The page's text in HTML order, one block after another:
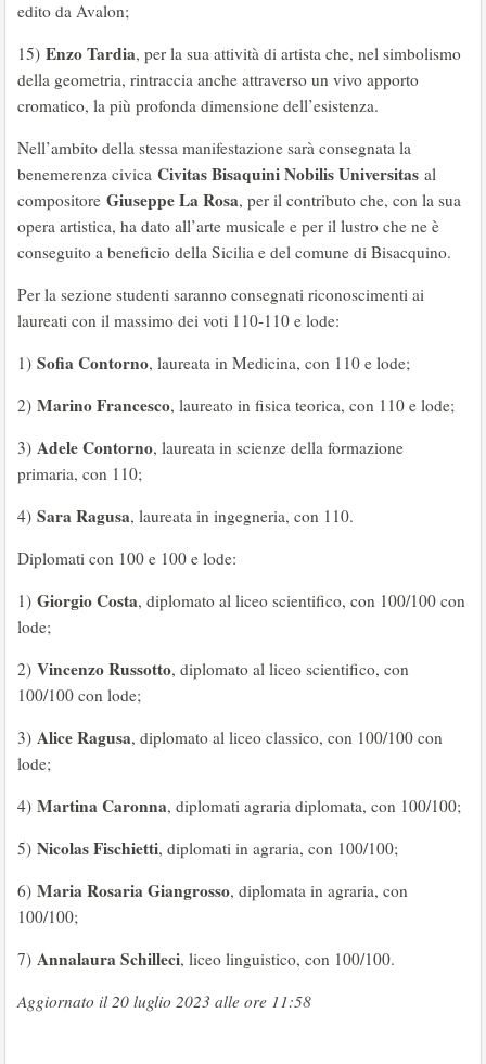
edito da Avalon;
15) Enzo Tardia, per la sua attività di artista che, nel simbolismo
della geometria, rintraccia anche attraverso un vivo apporto
cromatico, la più profonda dimensione dell’esistenza.
Nell’ambito della stessa manifestazione sarà consegnata la
benemerenza civica Civitas Bisaquini Nobilis Universitas al
compositore Giuseppe La Rosa, per il contributo che, con la sua
opera artistica, ha dato all’arte musicale e per il lustro che ne è
conseguito a beneficio della Sicilia e del comune di Bisacquino.
Per la sezione studenti saranno consegnati riconoscimenti ai
laureati con il massimo dei voti 110-110 e lode:
1) Sofia Contorno, laureata in Medicina, con 110 e lode;
2) Marino Francesco, laureato in fisica teorica, con 110 e lode;
3) Adele Contorno, laureata in scienze della formazione
primaria, con 110;
4) Sara Ragusa, laureata in ingegneria, con 110.
Diplomati con 100 e 100 e lode:
1) Giorgio Costa, diplomato al liceo scientifico, con 100/100 con
lode;
2) Vincenzo Russotto, diplomato al liceo scientifico, con
100/100 con lode;
3) Alice Ragusa, diplomato al liceo classico, con 100/100 con
lode;
4) Martina Caronna, diplomati agraria diplomata, con 100/100;
5) Nicolas Fischietti, diplomati in agraria, con 100/100;
6) Maria Rosaria Giangrosso, diplomata in agraria, con
100/100;
7) Annalaura Schilleci, liceo linguistico, con 100/100.
Aggiornato il 20 luglio 2023 alle ore 11:58